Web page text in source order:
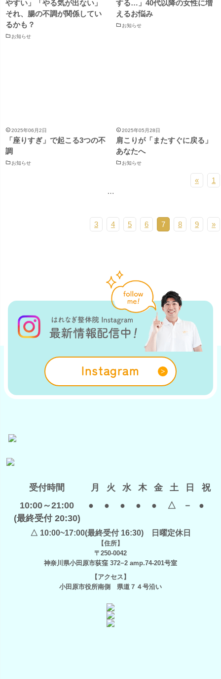
やすい」「やる気が出ない」
それ、腸の不調が関係してい
るかも？
お知らせ
する…」40代以降の女性に増
えるお悩み
お知らせ
2025年06月2日
「座りすぎ」で起こる3つの不
調
お知らせ
2025年05月28日
肩こりが「またすぐに戻る」
あなたへ
お知らせ
«
1
…
3 4 5 6 7 8 9 »
Instagram
受付時間 月 火 水 木 金 土 日
祝
10:00～21:00
(最終受付 20:30)
● ● ● ● ● △ － ●
△ 10:00~17:00(最終受付 16:30) 日曜定休日
【住所】
〒250-0042
神奈川県小田原市荻窪 372−2 amp.74-201号室
【アクセス】
小田原市役所南側 県道７４号沿い